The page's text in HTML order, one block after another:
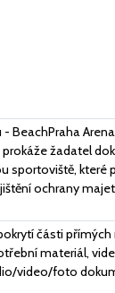
žadatel
sportoviště,
ochrany
pokrytí části
materiál,
video/foto